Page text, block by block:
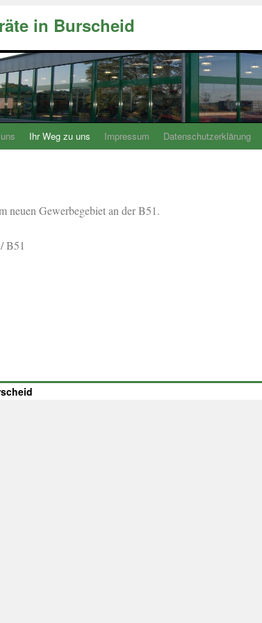
in Burscheid
Ihr Weg zu uns Impressum Datenschutzerklärung
neuen Gewerbegebiet an der B51.
B51